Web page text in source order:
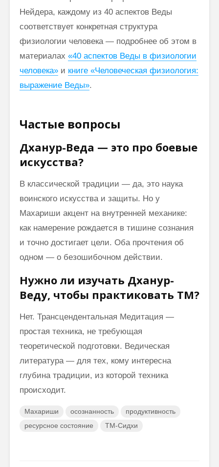
Нейдера, каждому из 40 аспектов Веды
соответствует конкретная структура
физиологии человека — подробнее об этом в
материалах «40 аспектов Веды в физиологии
человека» и книге «Человеческая физиология:
выражение Веды».
Частые вопросы
Дханур-Веда — это про боевые
искусства?
В классической традиции — да, это наука
воинского искусства и защиты. Но у
Махариши акцент на внутренней механике:
как намерение рождается в тишине сознания
и точно достигает цели. Оба прочтения об
одном — о безошибочном действии.
Нужно ли изучать Дханур-
Веду, чтобы практиковать ТМ?
Нет. Трансцендентальная Медитация —
простая техника, не требующая
теоретической подготовки. Ведическая
литература — для тех, кому интересна
глубина традиции, из которой техника
происходит.
Махариши осознанность
продуктивность
ресурсное состояние
ТМ-Сидхи